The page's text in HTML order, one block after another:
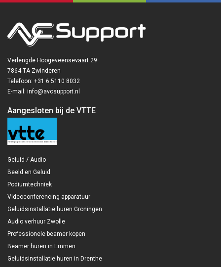
Verlengde Hoogeveensevaart 29
7864 TA Zwinderen
Telefoon: +31 6 5110 8032
E-mail: info@avcsupport.nl
Aangesloten bij de VTTE
Geluid / Audio
Beeld en Geluid
Podiumtechniek
Videoconferencing apparatuur
Geluidsinstallatie huren Groningen
Audio verhuur Zwolle
Professionele beamer kopen
Beamer huren in Emmen
Geluidsinstallatie huren in Drenthe